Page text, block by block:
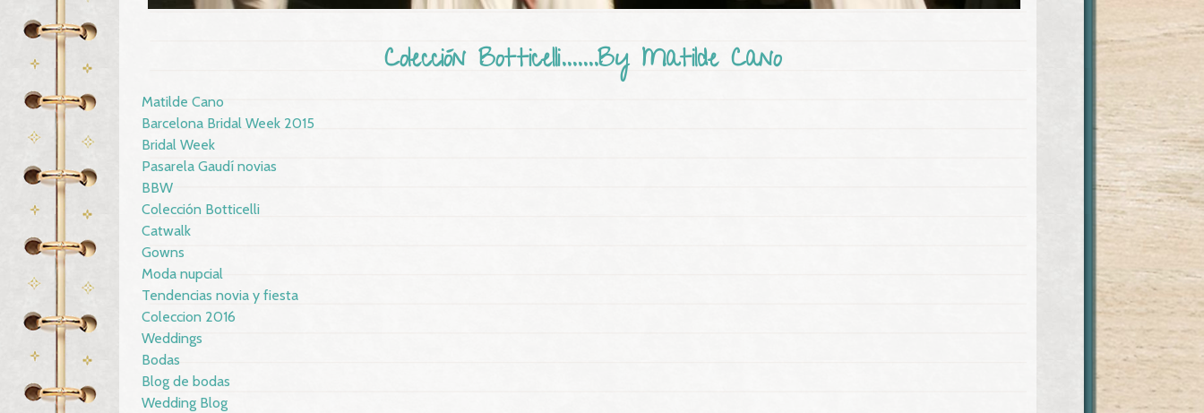
Colección Botticelli.......By Matilde Cano
Matilde Cano
Barcelona Bridal Week 2015
Bridal Week
Pasarela Gaudí novias
BBW
Colección Botticelli
Catwalk
Gowns
Moda nupcial
Tendencias novia y fiesta
Coleccion 2016
Weddings
Bodas
Blog de bodas
Wedding Blog